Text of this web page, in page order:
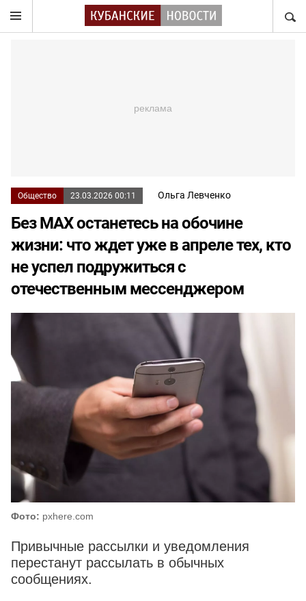
Общество 23.03.2026 00:11 Ольга Левченко
Без MAX останетесь на обочине
жизни: что ждет уже в апреле тех, кто
не успел подружиться с
отечественным мессенджером
Фото: pxhere.com
Привычные рассылки и уведомления
перестанут рассылать в обычных
сообщениях.